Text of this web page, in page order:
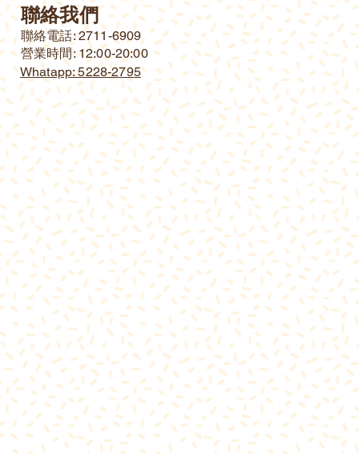
聯絡我們
​聯絡電話: 2711-6909
營業時間: 12:00-20:00
Whatapp: 5228-2795